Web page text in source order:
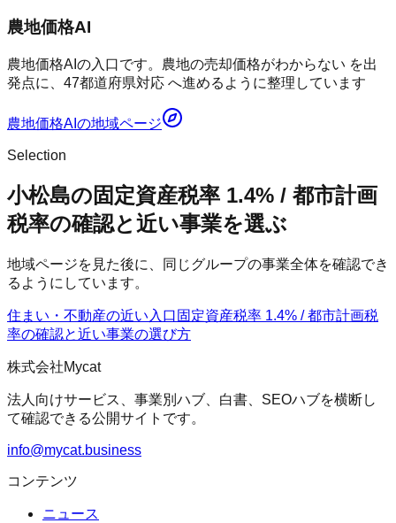
農地価格AI
農地価格AIの入口です。農地の売却価格がわからない を出
発点に、47都道府県対応 へ進めるように整理しています
農地価格AI の地域ページ
Selection
小松島の固定資産税率 1.4% / 都市計画
税率の確認と近い事業を選ぶ
地域ページを見た後に、同じグループの事業全体を確認でき
るようにしています。
住まい・不動産の近い入口 固定資産税率 1.4% / 都市計画税
率の確認と近い事業の選び方
株式会社Mycat
法人向けサービス、事業別ハブ、白書、SEOハブを横断し
て確認できる公開サイトです。
info@mycat.business
コンテンツ
ニュース